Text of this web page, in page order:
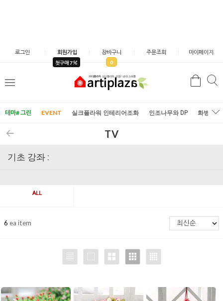
로그인 회원가입
첫구매 7
장바구니
0
주문조회 마이페이지
메
검
테마# 그린 EVENT 실크플라워 인테리어조화 인조나무와 DP 화병/화
TV
기초 강좌 :
ALL
6 ea item